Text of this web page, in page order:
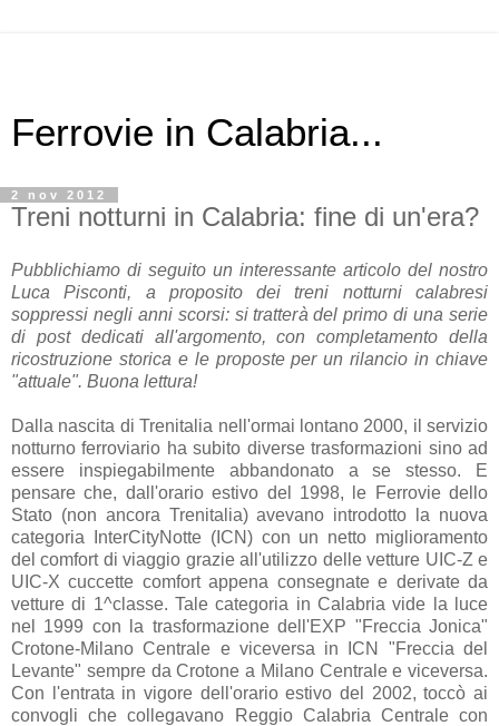
Ferrovie in Calabria...
2 nov 2012
Treni notturni in Calabria: fine di un'era?
Pubblichiamo di seguito un interessante articolo del nostro
Luca Pisconti, a proposito dei treni notturni calabresi
soppressi negli anni scorsi: si tratterà del primo di una serie
di post dedicati all'argomento, con completamento della
ricostruzione storica e le proposte per un rilancio in chiave
"attuale". Buona lettura!
Dalla nascita di Trenitalia nell'ormai lontano 2000, il servizio
notturno ferroviario ha subito diverse trasformazioni sino ad
essere inspiegabilmente abbandonato a se stesso. E
pensare che, dall'orario estivo del 1998, le Ferrovie dello
Stato (non ancora Trenitalia) avevano introdotto la nuova
categoria InterCityNotte (ICN) con un netto miglioramento
del comfort di viaggio grazie all'utilizzo delle vetture UIC-Z e
UIC-X cuccette comfort appena consegnate e derivate da
vetture di 1^classe. Tale categoria in Calabria vide la luce
nel 1999 con la trasformazione dell'EXP "Freccia Jonica"
Crotone-Milano Centrale e viceversa in ICN "Freccia del
Levante" sempre da Crotone a Milano Centrale e viceversa.
Con l'entrata in vigore dell'orario estivo del 2002, toccò ai
convogli che collegavano Reggio Calabria Centrale con